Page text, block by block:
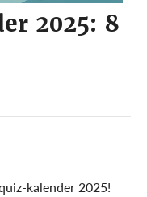
2025: 8
kalender 2025!